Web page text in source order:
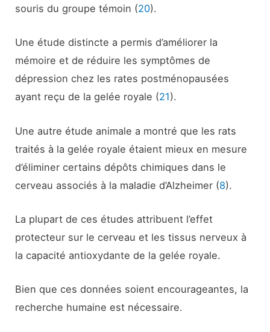
souris du groupe témoin (20).
Une étude distincte a permis d’améliorer la
mémoire et de réduire les symptômes de
dépression chez les rates postménopausées
ayant reçu de la gelée royale (21).
Une autre étude animale a montré que les rats
traités à la gelée royale étaient mieux en mesure
d’éliminer certains dépôts chimiques dans le
cerveau associés à la maladie d’Alzheimer (8).
La plupart de ces études attribuent l’effet
protecteur sur le cerveau et les tissus nerveux à
la capacité antioxydante de la gelée royale.
Bien que ces données soient encourageantes, la
recherche humaine est nécessaire.